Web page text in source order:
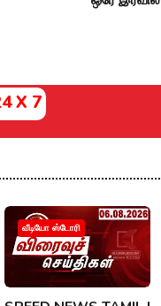
X 7
வீடியோ ஸ்டோரி